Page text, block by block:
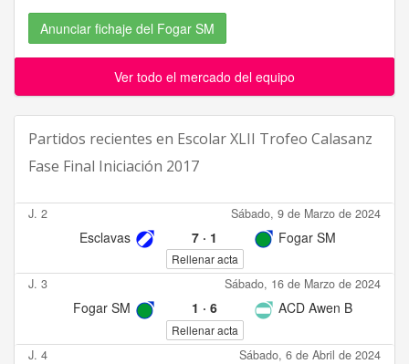
Anunciar fichaje del Fogar SM
Ver todo el mercado del equipo
Partidos recientes en Escolar XLII Trofeo Calasanz
Fase Final Iniciación 2017
J. 2 Sábado, 9 de Marzo de 2024
Esclavas 7· 1 Fogar SM
Rellenar acta
J. 3 Sábado, 16 de Marzo de 2024
Fogar SM 1 · 6 ACD Awen B
Rellenar acta
J. 4 Sábado, 6 de Abril de 2024